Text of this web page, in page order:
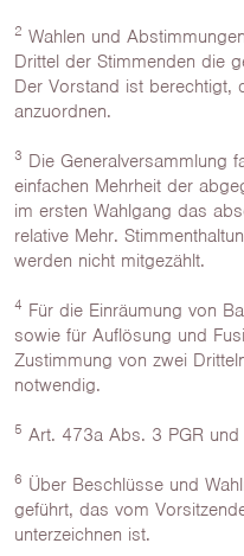
2 Wahlen und
Drittel der Stimmenden die
Der Vorstand ist berechtigt,
anzuordnen.
3 Die Generalversammlung
einfachen Mehrheit der
im ersten Wahlgang das
relative Mehr.
werden nicht mitgezählt.
4 Für die Einräumung von
sowie für Auflösung und
Zustimmung von zwei
notwendig.
5 Art. 473a Abs. 3 PGR
6 Über Beschlüsse und
geführt, das vom
unterzeichnen ist.